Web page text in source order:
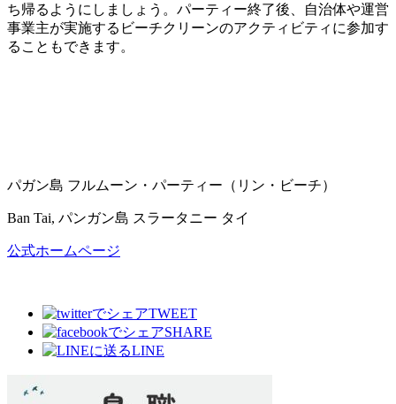
ち帰るようにしましょう。パーティー終了後、自治体や運営
事業主が実施するビーチクリーンのアクティビティに参加す
ることもできます。
パガン島 フルムーン・パーティー（リン・ビーチ）
Ban Tai, パンガン島 スラータニー タイ
公式ホームページ
TWEET
SHARE
LINE